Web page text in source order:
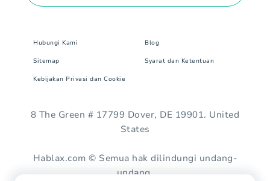
Hubungi Kami Blog
Sitemap Syarat dan Ketentuan
Kebijakan Privasi dan Cookie
8 The Green # 17799 Dover, DE 19901. United
States
Hablax.com © Semua hak dilindungi undang-
undang.